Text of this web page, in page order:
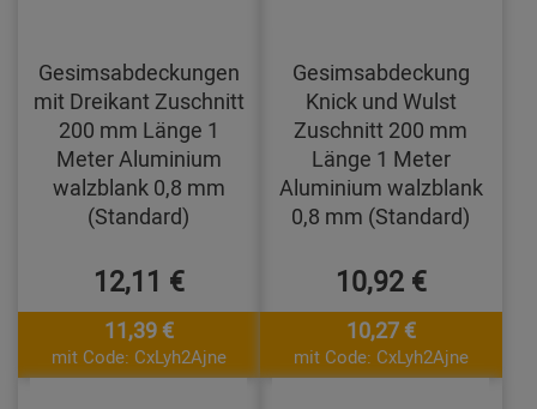
Gesimsabdeckungen
mit Dreikant Zuschnitt
200 mm Länge 1
Meter Aluminium
walzblank 0,8 mm
(Standard)
12,11 €
11,39 €
mit Code: CxLyh2Ajne
Gesimsabdeckung
Knick und Wulst
Zuschnitt 200 mm
Länge 1 Meter
Aluminium walzblank
0,8 mm (Standard)
10,92 €
10,27 €
mit Code: CxLyh2Ajne